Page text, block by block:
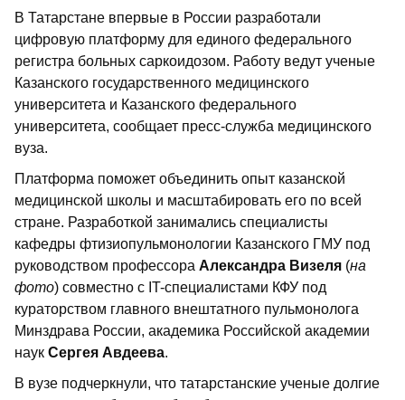
В Татарстане впервые в России разработали
цифровую платформу для единого федерального
регистра больных саркоидозом. Работу ведут ученые
Казанского государственного медицинского
университета и Казанского федерального
университета, сообщает пресс-служба медицинского
вуза.
Платформа поможет объединить опыт казанской
медицинской школы и масштабировать его по всей
стране. Разработкой занимались специалисты
кафедры фтизиопульмонологии Казанского ГМУ под
руководством профессора Александра Визеля (на
фото) совместно с IT-специалистами КФУ под
кураторством главного внештатного пульмонолога
Минздрава России, академика Российской академии
наук Сергея Авдеева.
В вузе подчеркнули, что татарстанские ученые долгие